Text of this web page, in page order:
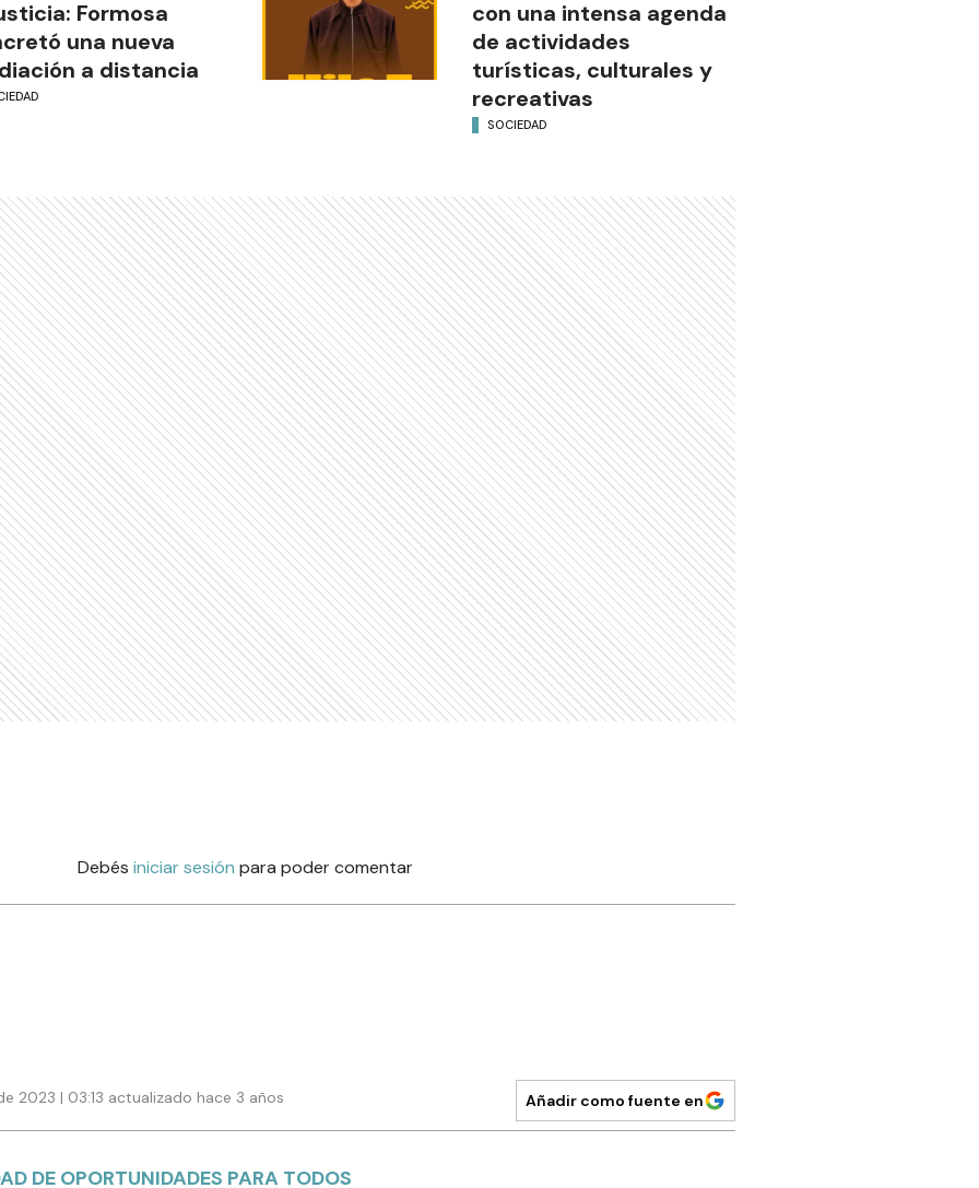
Formosa
una nueva
a distancia
con una intensa agenda
de actividades
turísticas, culturales y
recreativas
SOCIEDAD
Debés iniciar sesión para poder comentar
2023 | 03:13 actualizado hace 3 años Añadir como fuente en
DE OPORTUNIDADES PARA TODOS